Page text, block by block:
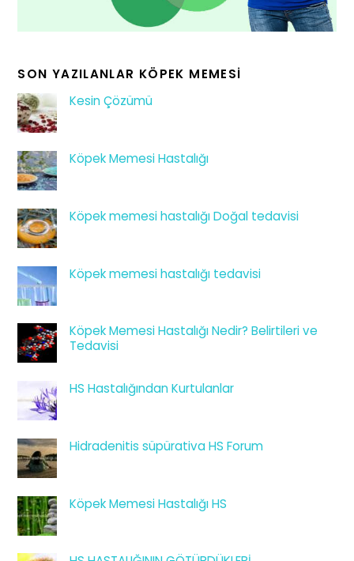
SON YAZILANLAR KÖPEK MEMESI
Kesin Çözümü
Köpek Memesi Hastalığı
Köpek memesi hastalığı Doğal tedavisi
Köpek memesi hastalığı tedavisi
Köpek Memesi Hastalığı Nedir? Belirtileri ve
Tedavisi
HS Hastalığından Kurtulanlar
Hidradenitis süpürativa HS Forum
Köpek Memesi Hastalığı HS